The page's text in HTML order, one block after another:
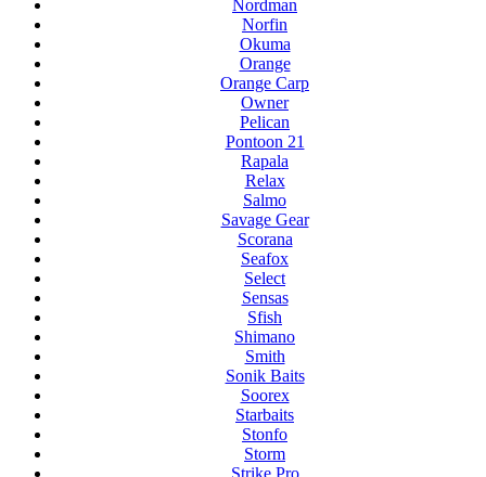
Nordman
Norfin
Okuma
Orange
Orange Carp
Owner
Pelican
Pontoon 21
Rapala
Relax
Salmo
Savage Gear
Scorana
Seafox
Select
Sensas
Sfish
Shimano
Smith
Sonik Baits
Soorex
Starbaits
Stonfo
Storm